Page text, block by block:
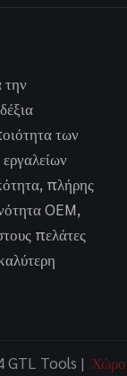
την
των
πλήρης
OEM,
πελάτες
GTL Tools |